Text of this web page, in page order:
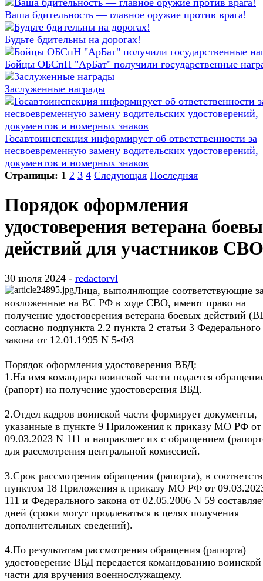
Ваша бдительность — главное оружие против врага!
Будьте бдительны на дорогах!
Бойцы ОБСпН "АрБат" получили государственные
Заслуженные награды
Госавтоинспекция информирует об ответственности за
несвоевременную замену водительских удостоверений,
документов и номерных знаков
Страницы: 1 2 3 4 Следующая Последняя
Порядок оформления
удостоверения ветерана
действий для участников СВО
30 июля 2024 - redactorvl
Лица, выполняющие соответствующие
возложенные на ВС РФ в ходе СВО, имеют право на
получение удостоверения ветерана боевых действий
согласно подпункта 2.2 пункта 2 статьи 3 Федерального
закона от 12.01.1995 N 5-ФЗ
Порядок оформления удостоверения ВБД:
1.На имя командира воинской части подается
(рапорт) на получение удостоверения ВБД.
2.Отдел кадров воинской части формирует документы,
указанные в пункте 9 Приложения к приказу МО РФ от
09.03.2023 N 111 и направляет их с обращением
для рассмотрения центральной комиссией.
3.Срок рассмотрения обращения (рапорта), в
пунктом 18 Приложения к приказу МО РФ от
111 и Федерального закона от 02.05.2006 N 59
дней (сроки могут продлеваться в целях получения
дополнительных сведений).
4.По результатам рассмотрения обращения (рапорта)
удостоверение ВБД передается командованию воинской
части для вручения военнослужащему.